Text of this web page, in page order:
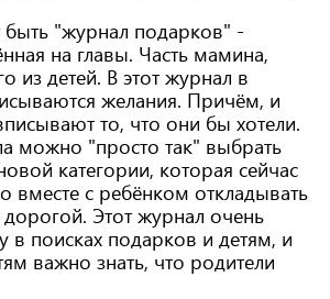
"журнал подарков" -
на главы. Часть мамина,
из детей. В этот журнал в
желания. Причём, и
то, что они бы хотели.
можно "просто так" выбрать
категории, которая сейчас
вместе с ребёнком откладывать
дорогой. Этот журнал очень
в поисках подарков и детям, и
важно знать, что родители